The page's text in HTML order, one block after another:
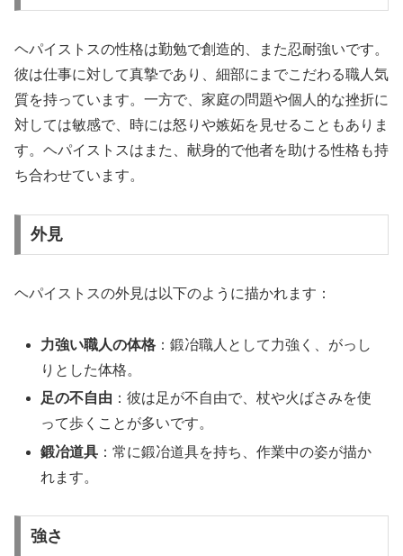
ヘパイストスの性格は勤勉で創造的、また忍耐強いです。
彼は仕事に対して真摯であり、細部にまでこだわる職人気
質を持っています。一方で、家庭の問題や個人的な挫折に
対しては敏感で、時には怒りや嫉妬を見せることもありま
す。ヘパイストスはまた、献身的で他者を助ける性格も持
ち合わせています。
外見
ヘパイストスの外見は以下のように描かれます：
力強い職人の体格 ：鍛冶職人として力強く、がっし
りとした体格。
足の不自由 ：彼は足が不自由で、杖や火ばさみを使
って歩くことが多いです。
鍛冶道具 ：常に鍛冶道具を持ち、作業中の姿が描か
れます。
強さ